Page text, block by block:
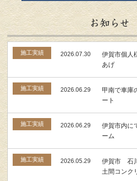
お知らせ
施工実績 2026.07.30
伊賀市個人
あげ
施工実績 2026.06.29
甲南で車庫
ート
施工実績 2026.06.29
伊賀市内に
ーム
施工実績 2026.05.29
伊賀市 石
土間コンク